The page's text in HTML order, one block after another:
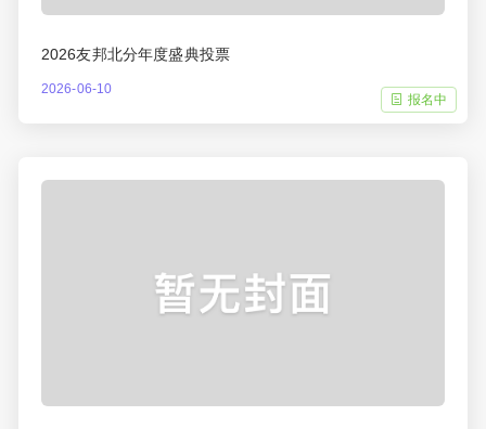
2026友邦北分年度盛典投票
2026-06-10
报名中